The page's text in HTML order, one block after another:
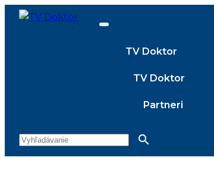
TV Doktor
TV Doktor
Partneri
search